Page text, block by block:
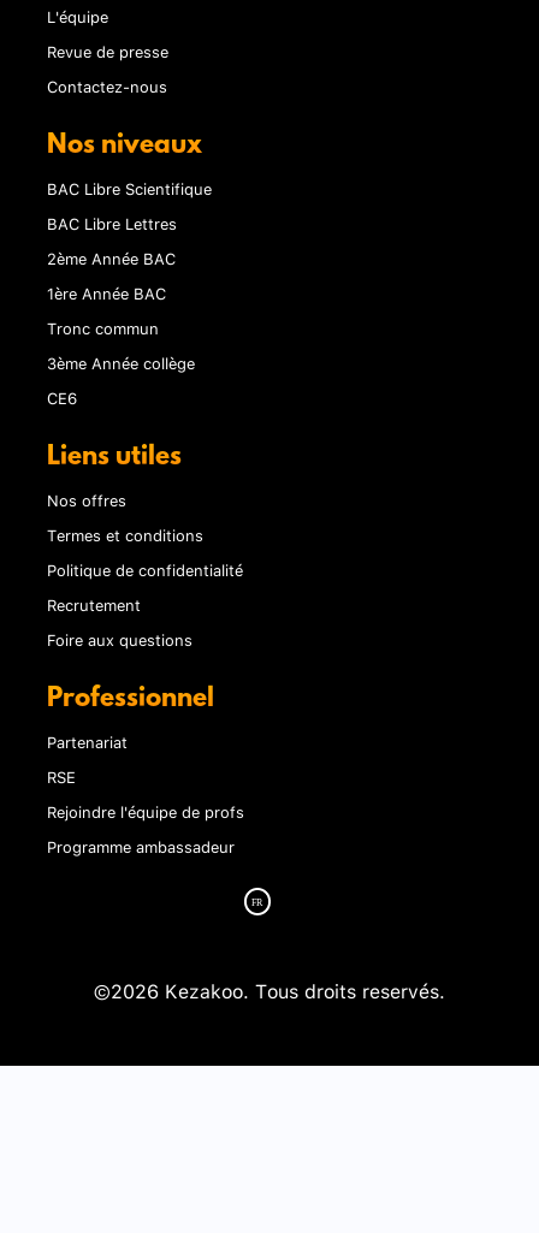
L'équipe
Revue de presse
Contactez-nous
Nos niveaux
BAC Libre Scientifique
BAC Libre Lettres
2ème Année BAC
1ère Année BAC
Tronc commun
3ème Année collège
CE6
Liens utiles
Nos offres
Termes et conditions
Politique de confidentialité
Recrutement
Foire aux questions
Professionnel
Partenariat
RSE
Rejoindre l'équipe de profs
Programme ambassadeur
©2026 Kezakoo. Tous droits reservés.